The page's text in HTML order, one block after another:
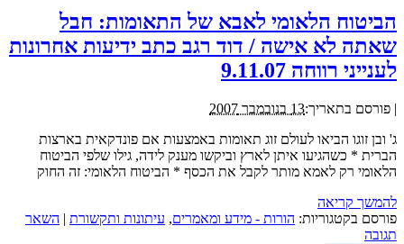
הביטוח הלאומי לאבא של התאומות: חבל
שאתה לא אישה / דוד רגב כתב ידיעות אחרונות
לענייני רווחה 9.11.07
| פורסם בתאריך:13 בנובמבר 2007
ג' ובן זוגו הביאו לעולם זוג תאומות באמצעות אם פונדקאית בארצות
הברית * כשהגיעו איתן לארץ וביקשו מענק לידה, גילו שלפי הביטוח
הלאומי רק לאמא מותר לקבל את הכסף * הביטוח הלאומי: זה החוק
להמשך קריאה
פורסם בקטגוריות: הורות - מידע ומאמרים, עיתונות ותקשורת | השאר
תגובה